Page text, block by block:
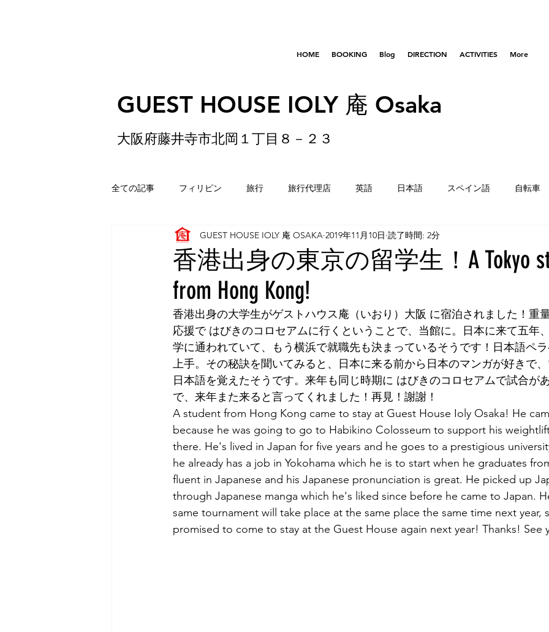
HOME BOOKING Blog DIRECTION ACTIVITIES More
GUEST HOUSE IOLY 庵 Osaka
大阪府藤井寺市北岡１丁目８－２３
全ての記事 フィリピン 旅行 旅行代理店 英語 日本語 スペイン語 自転車
ゲストハウス 松原 香港 はびきのコロセアム 東京 横浜
Yokohama 古市古墳群
apricot university 台湾 西国三十三所 藤井寺
香港出身の東京の留学生！A Tokyo
from Hong Kong!
GUEST HOUSE IOLY 庵 OSAKA 2019年11月10日 読了時間: 2分
香港出身の大学生がゲストハウス庵（いおり）大阪 に宿泊されました！重
応援で はびきのコロセアムに行くということで、当館に。日本に来て五年
学に通われていて、もう横浜で就職先も決まっているそうです！日本語ペ
上手。その秘訣を聞いてみると、日本に来る前から日本のマンガが好きで
日本語を覚えたそうです。来年も同じ時期に はびきのコロセアムで試合が
で、来年また来ると言ってくれました！再見！謝謝！
A student from Hong Kong came to stay at Guest House Ioly Osaka! He
because he was going to go to Habikino Colosseum to support his
there. He's lived in Japan for five years and he goes to a prestigious
he already has a job in Yokohama which he is to start when he graduates
fluent in Japanese and his Japanese pronunciation is great. He picked up
through Japanese manga which he's liked since before he came to Japan.
same tournament will take place at the same place the same time next year,
promised to come to stay at the Guest House again next year! Thanks! See